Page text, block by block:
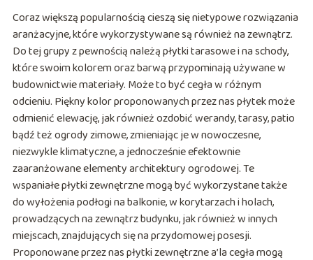
Coraz większą popularnością cieszą się nietypowe rozwiązania
aranżacyjne, które wykorzystywane są również na zewnątrz.
Do tej grupy z pewnością należą płytki tarasowe i na schody,
które swoim kolorem oraz barwą przypominają używane w
budownictwie materiały. Może to być cegła w różnym
odcieniu. Piękny kolor proponowanych przez nas płytek może
odmienić elewację, jak również ozdobić werandy, tarasy, patio
bądź też ogrody zimowe, zmieniając je w nowoczesne,
niezwykle klimatyczne, a jednocześnie efektownie
zaaranżowane elementy architektury ogrodowej. Te
wspaniałe płytki zewnętrzne mogą być wykorzystane także
do wyłożenia podłogi na balkonie, w korytarzach i holach,
prowadzących na zewnątrz budynku, jak również w innych
miejscach, znajdujących się na przydomowej posesji.
Proponowane przez nas płytki zewnętrzne a’la cegła mogą